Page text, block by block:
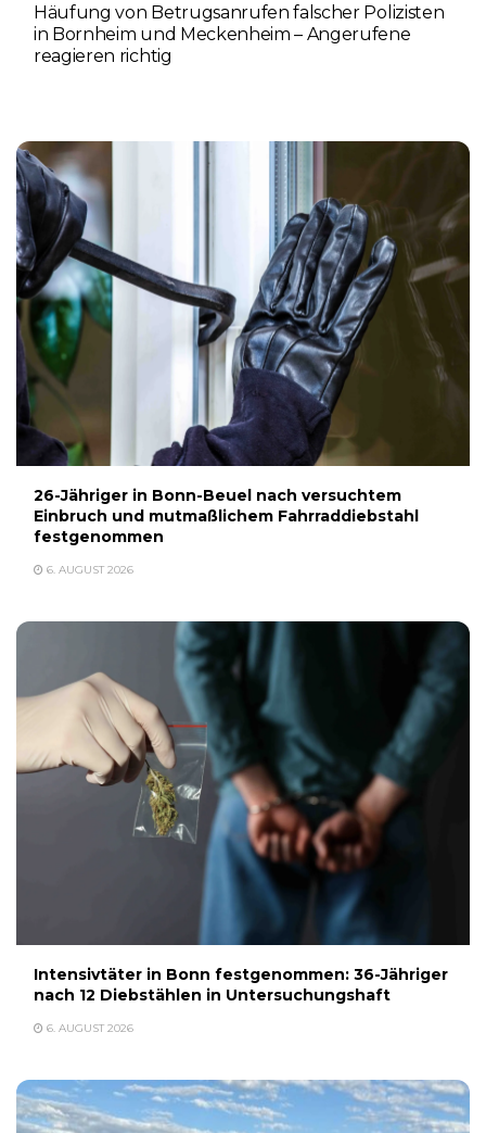
Häufung von Betrugsanrufen falscher Polizisten
in Bornheim und Meckenheim – Angerufene
reagieren richtig
26-Jähriger in Bonn-Beuel nach versuchtem
Einbruch und mutmaßlichem Fahrraddiebstahl
festgenommen
6. AUGUST 2026
Intensivtäter in Bonn festgenommen: 36-Jähriger
nach 12 Diebstählen in Untersuchungshaft
6. AUGUST 2026